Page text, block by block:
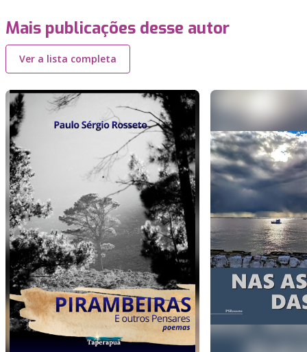
Mais publicações desse autor
Ver a lista completa